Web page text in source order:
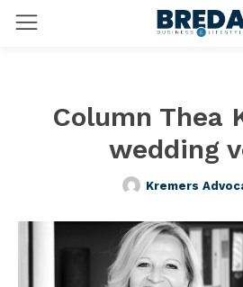
Column Thea
wedding
Kremers